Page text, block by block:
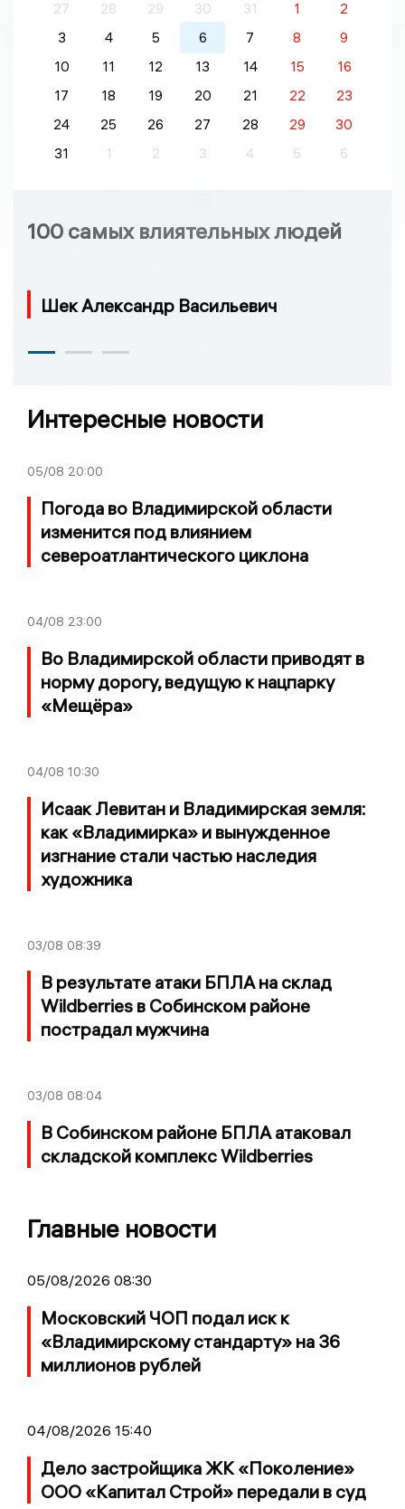
27 28 29 30 31 1
2
3
4 5 6 7 8
9
10
11 12 13 14 15
16
17
18 19 20 21 22
23
24
25 26 27 28 29
30
31
1 2 3 4 5 6
100 самых влиятельных людей
Шек Александр Васильевич
Интересные новости
05/08 20:00
Погода во Владимирской области
изменится под влиянием
североатлантического циклона
04/08 23:00
Во Владимирской области приводят в
норму дорогу, ведущую к нацпарку
«Мещёра»
04/08 10:30
Исаак Левитан и Владимирская земля:
как «Владимирка» и вынужденное
изгнание стали частью наследия
художника
03/08 08:39
В результате атаки БПЛА на склад
Wildberries в Собинском районе
пострадал мужчина
03/08 08:04
В Собинском районе БПЛА атаковал
складской комплекс Wildberries
Главные новости
05/08/2026 08:30
Московский ЧОП подал иск к
«Владимирскому стандарту» на 36
миллионов рублей
04/08/2026 15:40
Дело застройщика ЖК «Поколение»
ООО «Капитал Строй» передали в суд